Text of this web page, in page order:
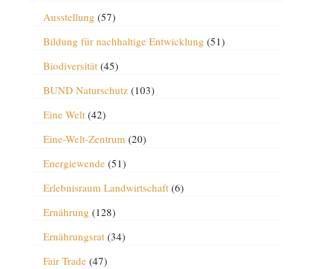
Ausstellung (57)
Bildung für nachhaltige Entwicklung (51)
Biodiversität(45)
BUND Naturschutz(103)
Eine Welt(42)
Eine-Welt-Zentrum(20)
Energiewende(51)
Erlebnisraum Landwirtschaft(6)
Ernährung (128)
Ernährungsrat(34)
Fair Trade(47)